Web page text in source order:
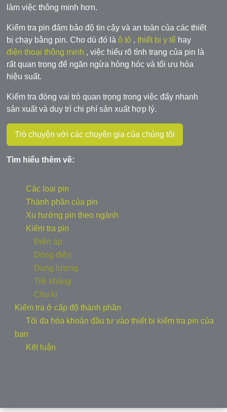
làm việc thông minh hơn.
Kiểm tra pin đảm bảo độ tin cậy và an toàn của các thiết
bị chạy bằng pin. Cho dù đó là ô tô , thiết bị y tế hay
điện thoại thông minh , việc hiểu rõ tình trạng của pin là
rất quan trọng để ngăn ngừa hỏng hóc và tối ưu hóa
hiệu suất.
Kiểm tra đóng vai trò quan trọng trong việc đẩy nhanh
sản xuất và duy trì chi phí sản xuất hợp lý.
Trò chuyện với các chuyên gia của chúng tôi
Tìm hiểu thêm về:
Các loại pin
Thành phần của pin
Xu hướng pin theo ngành
Kiểm tra pin
Điện áp
Dòng điện
Dung lượng
Trở kháng
Chu kì
Kiểm tra ở cấp độ thành phần
Tối đa hóa khoản đầu tư vào thiết bị kiểm tra pin của
bạn
Kết luận